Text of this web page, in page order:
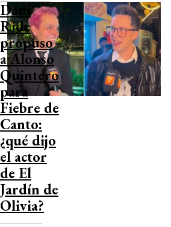
Dani
Ride
propuso
a Alonso
Quintero
para
Fiebre de
Canto:
¿qué dijo
el actor
de El
Jardín de
Olivia?